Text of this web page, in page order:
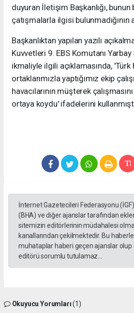
duyuran İletişim Başkanlığı,
çatışmalarla ilgisi bulunmadığının
Başkanlıktan yapılan yazılı
Kuvvetleri 9. EBS Komutanı
ikmaliyle ilgili açıklamasında, 'Türk
ortaklarımızla yaptığımız ekip
havacılarının müşterek
ortaya koydu' ifadelerini
İnternet Gazetecileri Federasyonu
(BHA) ve diğer ajanslar tarafından
sitemizin editörlerinin müdahalesi
kanallarından çekilmektedir. Bu
muhataplar haberi geçen ajanslar
editörü sorumlu tutulamaz...
Okuyucu Yorumları(1)